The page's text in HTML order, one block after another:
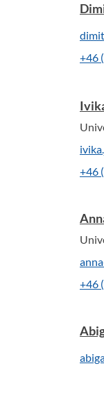
+46
+46
+46